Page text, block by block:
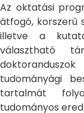
Az oktatási
átfogó, korszerű
illetve a
választható
tudományági
tartalmát
tudományos